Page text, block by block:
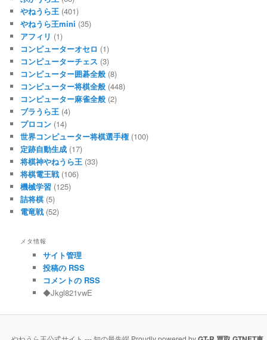
やねうら王 (401)
やねうら王mini (35)
アフィリ (1)
コンピューターオセロ (1)
コンピューターチェス (3)
コンピューター囲碁全般 (8)
コンピューター将棋全般 (448)
コンピューター麻雀全般 (2)
ブラうら王 (4)
プロコン (14)
世界コンピューター将棋選手権(100)
定跡自動生成 (17)
将棋神やねうら王 (33)
将棋電王戦 (106)
機械学習 (125)
詰将棋 (5)
電竜戦 (52)
メタ情報
サイト管理
投稿の RSS
コメントの RSS
◆Jkgl821vwE